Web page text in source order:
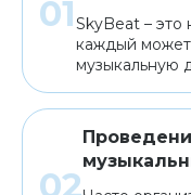
SkyBeat – это
каждый
музыкальную